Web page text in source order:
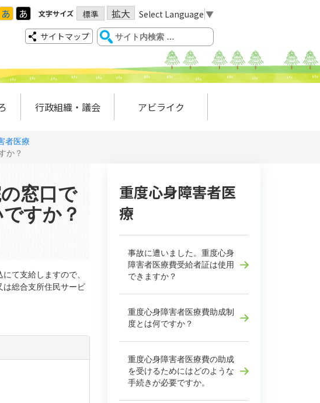
あ あ 文字サイズ 標準 拡大 Select Language ▼
サイトマップ
行政組織・議会 アビライク
者医療
か？
窓口で
すか？
て支給しますので、
は総合支所住民サービ
重度心身障害者医
療
事故に遭いました。重度心身
障害者医療費受給者証は使用
できますか？
重度心身障害者医療費助成制
度とは何ですか？
重度心身障害者医療費の助成
を受けるためにはどのような
手続きが必要ですか。